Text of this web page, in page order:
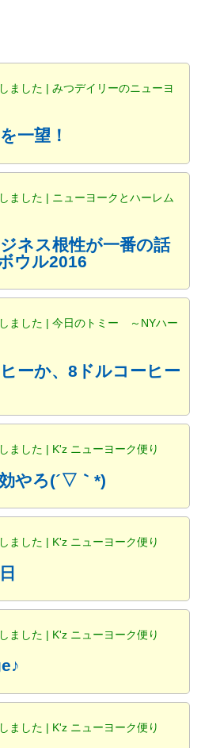
ました | みつデイリーのニューヨ
一望！
ました | ニューヨークとハーレム
ネス根性が一番の話
ウル2016
ました | 今日のトミー ～NYハー
ーか、8ドルコーヒー
ました | K'z ニューヨーク便り
やろ(´▽｀*)
ました | K'z ニューヨーク便り
ました | K'z ニューヨーク便り
ました | K'z ニューヨーク便り